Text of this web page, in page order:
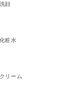
洗顔
化粧水
クリーム